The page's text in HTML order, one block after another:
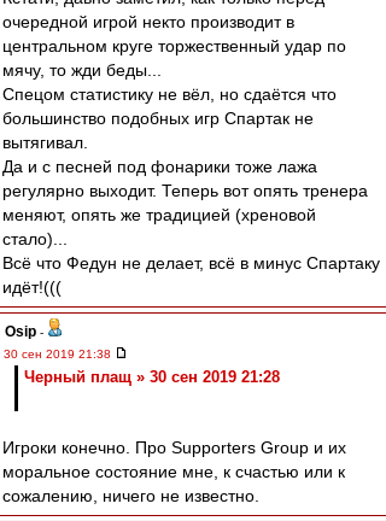
очередной игрой некто производит в
центральном круге торжественный удар по
мячу, то жди беды...
Спецом статистику не вёл, но сдаётся что
большинство подобных игр Спартак не
вытягивал.
Да и с песней под фонарики тоже лажа
регулярно выходит. Теперь вот опять тренера
меняют, опять же традицией (хреновой
стало)...
Всё что Федун не делает, всё в минус Спартаку
идёт!(((
Osip -
30 сен 2019 21:38
Черный плащ » 30 сен 2019 21:28
Игроки конечно. Про Supporters Group и их
моральное состояние мне, к счастью или к
сожалению, ничего не известно.